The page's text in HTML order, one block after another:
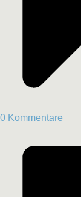
0 Kommentare